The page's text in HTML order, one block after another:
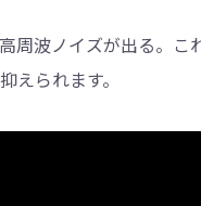
周波ノイズが出る。こ
えられます。